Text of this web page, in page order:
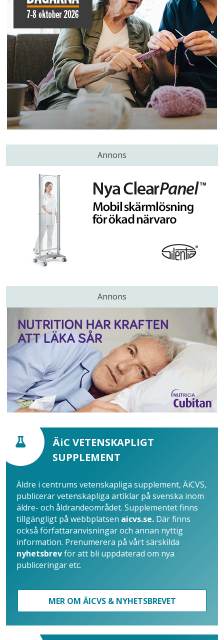
Annons
Annons
ÄiC VETENSKAPLIGT
SUPPLEMENT
Äldre i centrums vetenskapliga supplement, ÄiCVS,
publicerar vetenskapliga artiklar på svenska inom
äldre- och åldrandeområdet. Supplementet finns
tillgängligt på webbplatsen aicvs.se. Där finns
också författaranvisningar och annan nyttig
information. Prenumerera på vårt särskilda
nyhetsbrevför att bli uppdaterad om nya
publiceringar etc.
MER OM ÄICVS & NYHETSBREVET